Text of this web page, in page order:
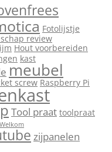
Fotolijstje
review
Hout voorbereiden
kast
meubel
screw Raspberry Pi
Tool praat toolpraat
Welkom
zijpanelen